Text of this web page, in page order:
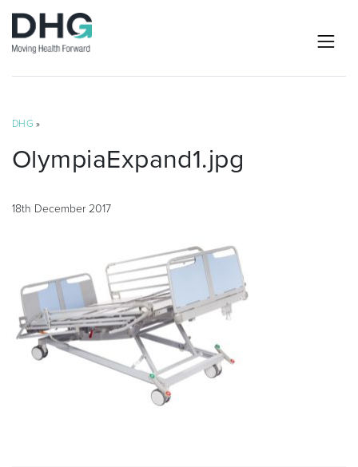
DHG »
OlympiaExpand1.jpg
18th December 2017